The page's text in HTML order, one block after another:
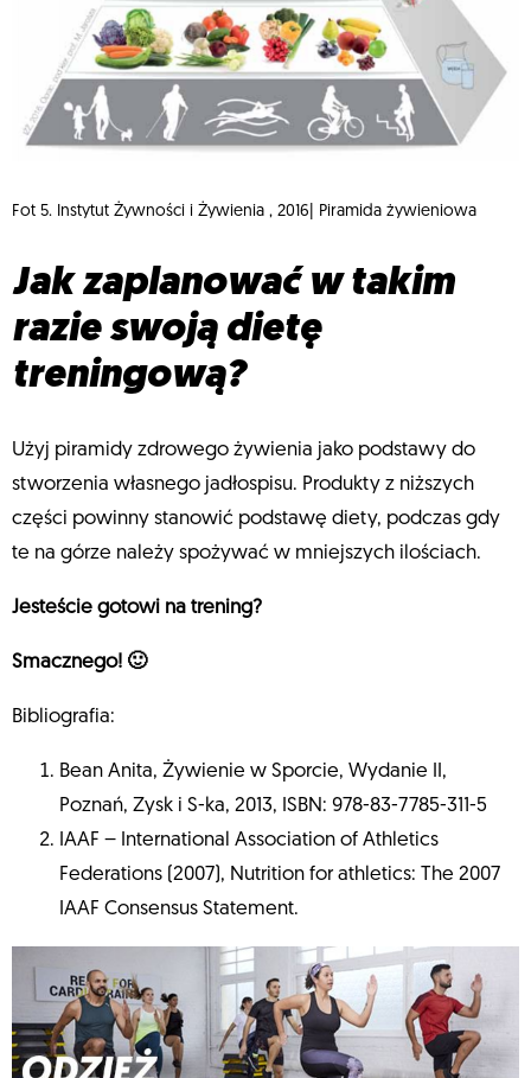
Fot 5. Instytut Żywności i Żywienia , 2016| Piramida żywieniowa
Jak zaplanować w takim
razie swoją dietę
treningową?
Użyj piramidy zdrowego żywienia jako podstawy do
stworzenia własnego jadłospisu. Produkty z niższych
części powinny stanowić podstawę diety, podczas gdy
te na górze należy spożywać w mniejszych ilościach.
Jesteście gotowi na trening?
Smacznego! 🙂
Bibliografia:
Bean Anita, Żywienie w Sporcie, Wydanie II,
Poznań, Zysk i S-ka, 2013, ISBN: 978-83-7785-311-5
IAAF – International Association of Athletics
Federations (2007), Nutrition for athletics: The 2007
IAAF Consensus Statement.